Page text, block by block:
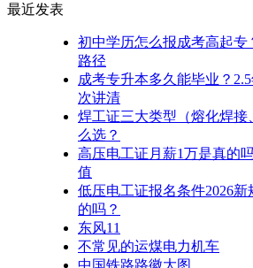
最近发表
初中学历怎么报成考高起
路径
成考专升本多久能毕业？
次讲清
焊工证三大类型（熔化焊接
么选？
高压电工证月薪1万是真的
值
低压电工证报名条件2026
的吗？
东风11
不常见的运煤电力机车
中国铁路路徽大图